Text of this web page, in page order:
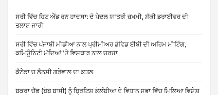
ਸਰੀ ਵਿੱਚ ਹਿਟ ਐਂਡ ਰਨ ਹਾਦਸਾ: ਦੋ ਪੈਦਲ ਯਾਤਰੀ ਜ਼ਖ਼ਮੀ, ਸ਼ੱਕੀ ਡਰਾਈਵਰ ਦੀ
ਤਲਾਸ਼ ਜਾਰੀ
ਸਰੀ ਵਿੱਚ ਪੰਜਾਬੀ ਮੀਡੀਆ ਨਾਲ ਪ੍ਰੀਮੀਅਰ ਡੇਵਿਡ ਈਬੀ ਦੀ ਅਹਿਮ ਮੀਟਿੰਗ,
ਕਮਿਊਨਿਟੀ ਮੁੱਦਿਆਂ ’ਤੇ ਵਿਸਥਾਰ ਨਾਲ ਚਰਚਾ
ਕੈਨੇਡਾ ਚ ਲੈਨਸੀ ਗਰੇਵਾਲ ਦਾ ਕਤਲ
ਬਕਰਾ ਚੈਂਫ (ਬੋਬ ਬਾਸੀ) ਨੂੰ ਬ੍ਰਿਟਿਸ਼ ਕੋਲੰਬੀਆ ਦੇ ਵਿਧਾਨ ਸਭਾ ਵਿੱਚ ਮਿਲਿਆ ਵਿਸ਼ੇਸ਼